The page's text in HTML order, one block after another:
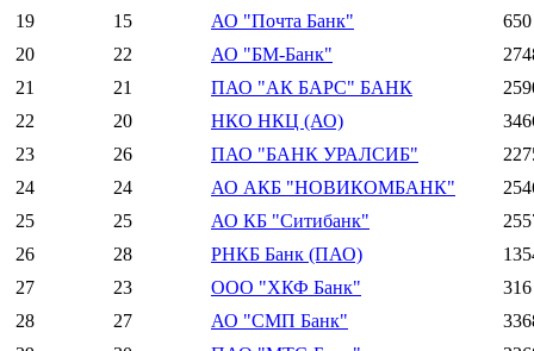
19
15 АО "Почта Банк"
650
20
22 АО "БМ-Банк"
21
21 ПАО "АК БАРС" БАНК
22
20 НКО НКЦ (АО)
23
26 ПАО "БАНК УРАЛСИБ"
24
24 АО АКБ "НОВИКОМБАНК"
25
25 АО КБ "Ситибанк"
26
28 РНКБ Банк (ПАО)
27
23 ООО "ХКФ Банк"
316
28
27 АО "СМП Банк"